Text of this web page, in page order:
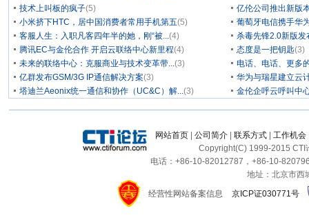
技术上叫板的疯子(5)
亿伦公司推出新版
小米挤下HTC，居中国消费者常用手机第五(5)
葡萄牙电信携手华
客服人生：入职凡客四年半的她，刚“被...(4)
杀毒先锋2.0新版发
腾讯EC与金伦合作 开启云联络中心新里程(4) 态度是一把钥匙(3)
未来的联络中心：克服商业与技术变革带...(3)
电话、电话、更多
亿群发布GSM/3G IP通信解决方案(3)
华为与瑞星建立云
塔迪兰Aeonix统一通信和协作（UC&C）解...(3) 金伦企呼云呼叫中
网站首页 公司简介 联系方式 工作机会
Copyright(C) 1999-2015 CTI
电话：+86-10-82012787，+86-10-
地址：北京市西
经营性网站备案信息
京ICP证030771号